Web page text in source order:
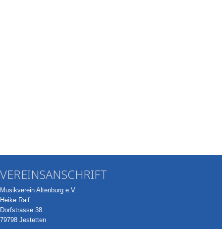
VEREINSANSCHRIFT
Musikverein Altenburg e.V.
Heike Raif
Dorfstrasse 38
79798 Jestetten